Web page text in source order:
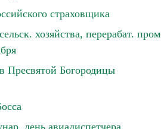
страховщика
хозяйства, перерабат.
Пресвятой Богородицы
день авиадиспетчера